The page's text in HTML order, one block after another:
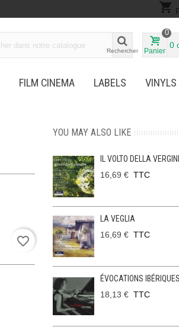
shopping_cart
Rechercher Panier
0
0
FILM CINEMA LABELS
VINYLS
favorite_border
YOU MAY ALSO LIKE
IL VOLTO DELLA
16,69 € TTC
LA VEGLIA
16,69 € TTC
ÉVOCATIONS IBÉRIQUES
18,13 € TTC